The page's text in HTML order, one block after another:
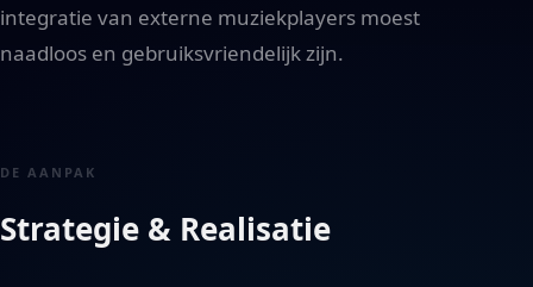
integratie van externe muziekplayers moest
naadloos en gebruiksvriendelijk zijn.
DE AANPAK
Strategie & Realisatie